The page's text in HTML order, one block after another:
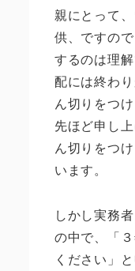
親にとって
供、ですの
するのは理
配には終わ
ん切りをつ
先ほど申し
ん切りをつ
います。
しかし実務
の中で、「
ください」